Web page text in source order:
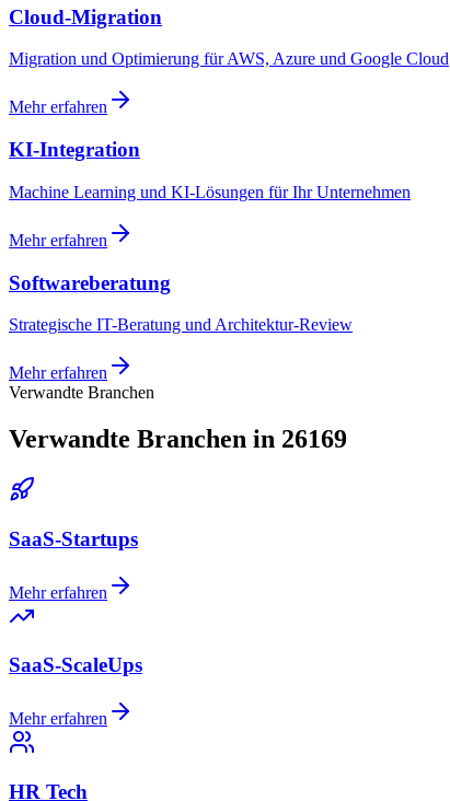
Cloud-Migration
Migration und Optimierung für AWS, Azure und Google Cloud
Mehr erfahren
KI-Integration
Machine Learning und KI-Lösungen für Ihr Unternehmen
Mehr erfahren
Softwareberatung
Strategische IT-Beratung und Architektur-Review
Mehr erfahren
Verwandte Branchen
Verwandte Branchen in 26169
SaaS-Startups
Mehr erfahren
SaaS-ScaleUps
Mehr erfahren
HR Tech